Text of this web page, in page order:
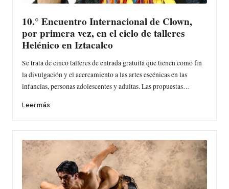
10.° Encuentro Internacional de Clown,
por primera vez, en el ciclo de talleres
Helénico en Iztacalco
Se trata de cinco talleres de entrada gratuita que tienen como fin
la divulgación y el acercamiento a las artes escénicas en las
infancias, personas adolescentes y adultas. Las propuestas…
Leer más